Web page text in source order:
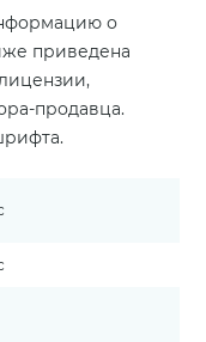
о
приведена
продавца.